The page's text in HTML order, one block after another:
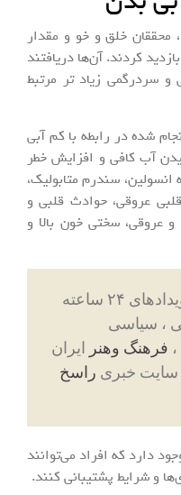
در یک مطالعه قدیمی‌تر در سال ۲۰۱۵، محققان خلق و خو و مقدار
بین ۱۲۰ زن سالم بازدید کردند. آن‌ها دریافتند
سردرگمی زیاد تر مرتبط
از مطالعات انجام شده در رابطه با کم آبی
آب کافی و افزایش خطر
انسولین، سندرم متابولیک،
عروقی، حوادث قلبی و
عروقی، سختی خون بالا و
جدیدترین اخبار و مهم ترین رویدادهای ۲۴ ساعته
، سیاسی
، فرهنگ وهنر ایران
سایت خبری راسخ
دارد که افراد می‌توانند
و شرایط پشتیبانی کنند.